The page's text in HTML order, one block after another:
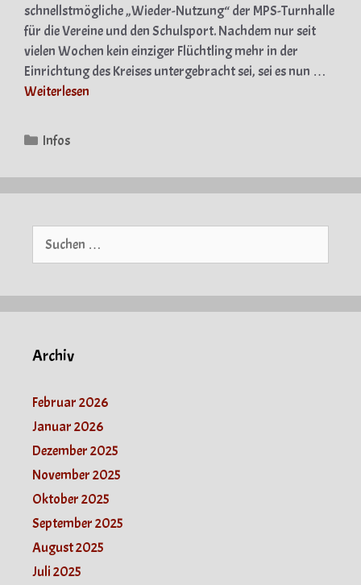
schnellstmögliche „Wieder-Nutzung“ der MPS-Turnhalle
für die Vereine und den Schulsport. Nachdem nur seit
vielen Wochen kein einziger Flüchtling mehr in der
Einrichtung des Kreises untergebracht sei, sei es nun …
Weiterlesen
Kategorien
Infos
Archiv
Februar 2026
Januar 2026
Dezember 2025
November 2025
Oktober 2025
September 2025
August 2025
Juli 2025